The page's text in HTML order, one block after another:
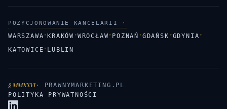
POZYCJONOWANIE KANCELARII ·
WARSZAWA ·KRAKÓW ·WROCŁAW· POZNAŃ ·GDAŃSK ·GDYNIA ·
KATOWICE · LUBLIN
§ MMXXVI · PRAWNYMARKETING.PL
POLITYKA PRYWATNOŚCI